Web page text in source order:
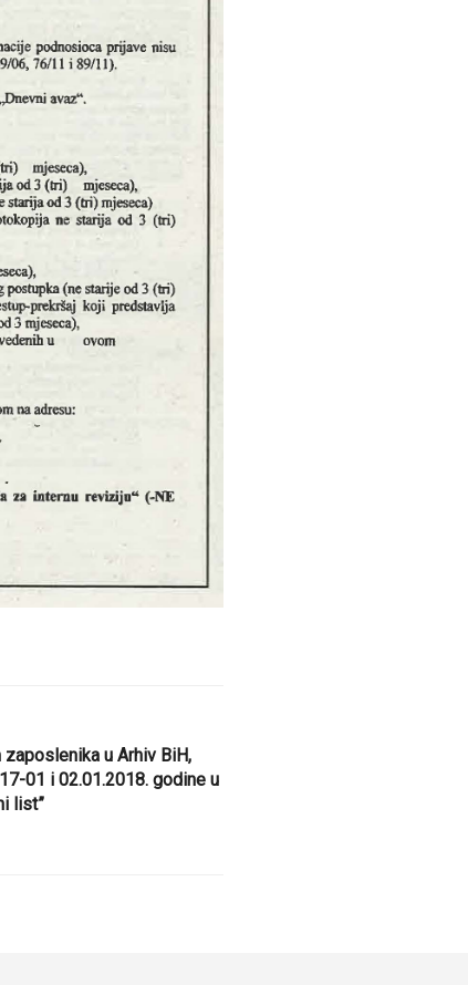
u Arhiv BiH,
01 i 02.01.2018. godine u
list”